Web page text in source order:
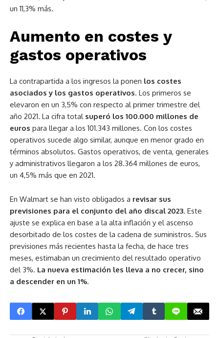
un 11,3% más.
Aumento en costes y
gastos operativos
La contrapartida a los ingresos la ponen los costes
asociados y los gastos operativos. Los primeros se
elevaron en un 3,5% con respecto al primer trimestre del
año 2021. La cifra total superó los 100.000 millones de
euros para llegar a los 101.343 millones. Con los costes
operativos sucede algo similar, aunque en menor grado en
términos absolutos. Gastos operativos, de venta, generales
y administrativos llegaron a los 28.364 millones de euros,
un 4,5% más que en 2021.
En Walmart se han visto obligados a revisar sus
previsiones para el conjunto del año discal 2023. Este
ajuste se explica en base a la alta inflación y el ascenso
desorbitado de los costes de la cadena de suministros. Sus
previsiones más recientes hasta la fecha, de hace tres
meses, estimaban un crecimiento del resultado operativo
del 3%. La nueva estimación les lleva a no crecer, sino
a descender en un 1%.